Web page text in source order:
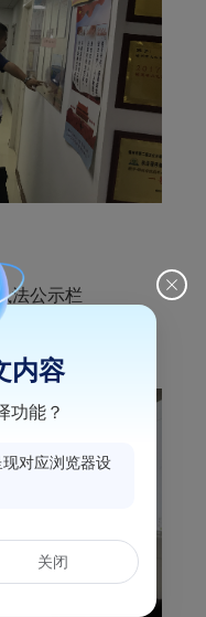
法公示栏
内容
功能？
对应浏览器设
关闭